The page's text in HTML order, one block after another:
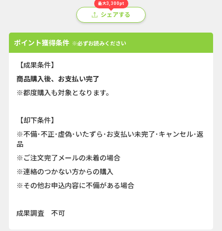
最大3,300pt
シェアする
ポイント獲得条件 ※必ずお読みください
【成果条件】
商品購入後、お支払い完了
※都度購入も対象となります。
【却下条件】
※不備･不正･虚偽･いたずら･お支払い未完了･キャンセル･返
品
※ご注文完了メールの未着の場合
※連絡のつかない方からの購入
※その他お申込内容に不備がある場合
成果調査 不可